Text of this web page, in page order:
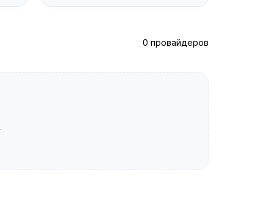
0 провайдеров
.